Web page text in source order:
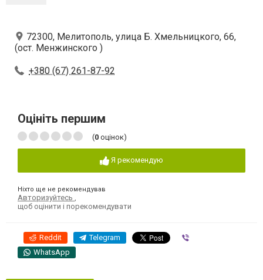
72300, Мелитополь, улица Б. Хмельницкого, 66,
(ост. Менжинского )
+380 (67) 261-87-92
Оцініть першим
(0 оцінок)
Я рекомендую
Ніхто ще не рекомендував
Авторизуйтесь
щоб оцінити і порекомендувати
Reddit Telegram
WhatsApp